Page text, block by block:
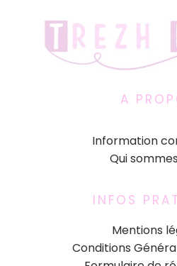
A
Information
Qui
INFOS
Mentions
Conditions